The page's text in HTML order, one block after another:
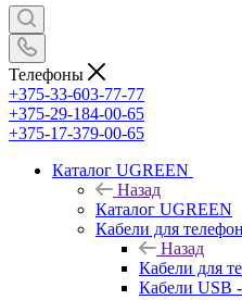
Телефоны
+375-33-603-77-77
+375-29-184-00-65
+375-17-379-00-65
Каталог UGREEN
Назад
Каталог UGREEN
Кабели для
Назад
Кабели для
Кабели USB